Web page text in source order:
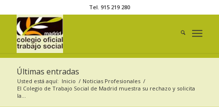
Tel. 915 219 280
Últimas entradas
Usted está aquí: Inicio / Noticias Profesionales /
El Colegio de Trabajo Social de Madrid muestra su rechazo y solicita
la...